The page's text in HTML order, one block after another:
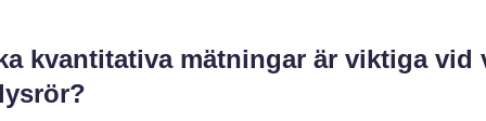
kvantitativa mätningar är viktiga vid